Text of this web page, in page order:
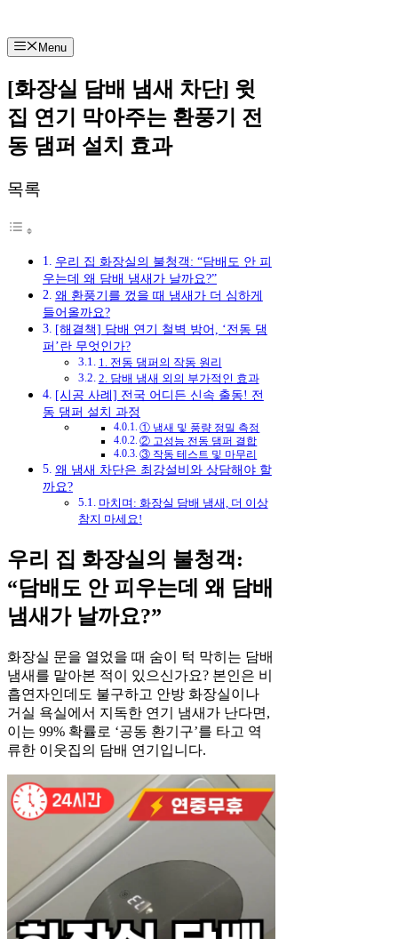
츠
건
너
뛰
기
Menu
[화장실 담배 냄새 차단] 윗
집 연기 막아주는 환풍기 전
동 댐퍼 설치 효과
목록
우리 집 화장실의 불청객: “담배도 안 피
우는데 왜 담배 냄새가 날까요?”
왜 환풍기를 껐을 때 냄새가 더 심하게
들어올까요?
[해결책] 담배 연기 철벽 방어, ‘전동 댐
퍼’란 무엇인가?
1. 전동 댐퍼의 작동 원리
2. 담배 냄새 외의 부가적인 효과
[시공 사례] 전국 어디든 신속 출동! 전
동 댐퍼 설치 과정
① 냄새 및 풍량 정밀 측정
② 고성능 전동 댐퍼 결합
③ 작동 테스트 및 마무리
왜 냄새 차단은 최강설비와 상담해야 할
까요?
마치며: 화장실 담배 냄새, 더 이상
참지 마세요!
우리 집 화장실의 불청객:
“담배도 안 피우는데 왜 담배
냄새가 날까요?”
화장실 문을 열었을 때 숨이 턱 막히는 담배
냄새를 맡아본 적이 있으신가요? 본인은 비
흡연자인데도 불구하고 안방 화장실이나
거실 욕실에서 지독한 연기 냄새가 난다면,
이는 99% 확률로 ‘공동 환기구’를 타고 역
류한 이웃집의 담배 연기입니다.